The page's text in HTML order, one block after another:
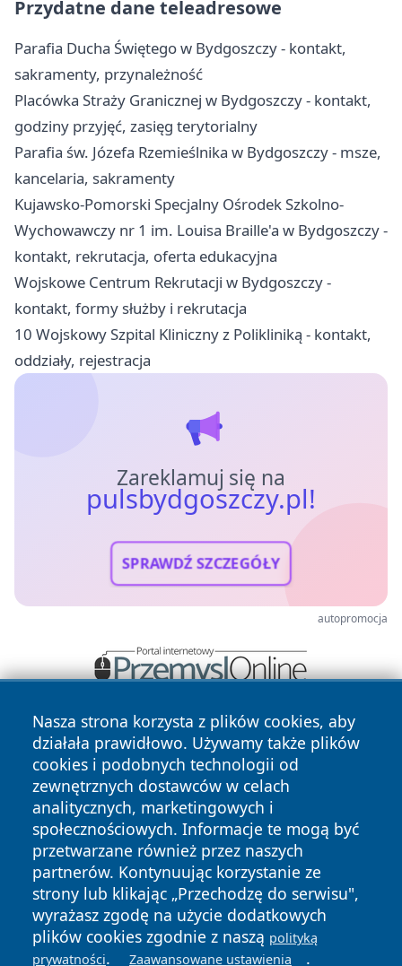
Przydatne dane teleadresowe
Parafia Ducha Świętego w Bydgoszczy - kontakt,
sakramenty, przynależność
Placówka Straży Granicznej w Bydgoszczy - kontakt,
godziny przyjęć, zasięg terytorialny
Parafia św. Józefa Rzemieślnika w Bydgoszczy - msze,
kancelaria, sakramenty
Kujawsko-Pomorski Specjalny Ośrodek Szkolno-
Wychowawczy nr 1 im. Louisa Braille'a w Bydgoszczy -
kontakt, rekrutacja, oferta edukacyjna
Wojskowe Centrum Rekrutacji w Bydgoszczy -
kontakt, formy służby i rekrutacja
10 Wojskowy Szpital Kliniczny z Polikliniką - kontakt,
oddziały, rejestracja
Zareklamuj się na
pulsbydgoszczy.pl!
SPRAWDŹ SZCZEGÓŁY
autopromocja
Nasza strona korzysta z plików cookies, aby
działała prawidłowo. Używamy także plików
cookies i podobnych technologii od
zewnętrznych dostawców w celach
analitycznych, marketingowych i
społecznościowych. Informacje te mogą być
przetwarzane również przez naszych
partnerów. Kontynuując korzystanie ze
strony lub klikając „Przechodzę do serwisu",
wyrażasz zgodę na użycie dodatkowych
plików cookies zgodnie z naszą polityką
prywatności. Zaawansowane ustawienia .
Copyright © 2026 pulsbydgoszczy.pl Wszystkie prawa
zastrzeżone.
News Autorzy
Polityka
Prywatności
Polityka
Cookies